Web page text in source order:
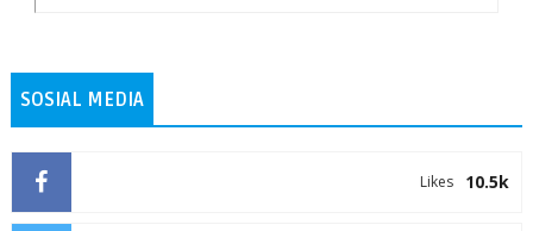
SOSIAL MEDIA
10.5k
Likes